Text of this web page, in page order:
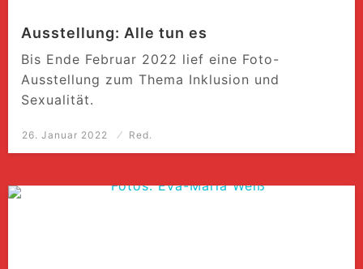
Ausstellung: Alle tun es
Bis Ende Februar 2022 lief eine Foto-
Ausstellung zum Thema Inklusion und
Sexualität.
Posted
26. Januar 2022 Red.